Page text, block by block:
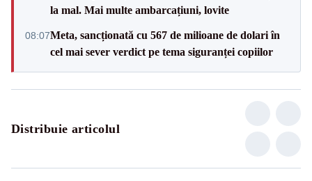
la mal. Mai multe ambarcațiuni, lovite
08:07Meta, sancționată cu 567 de milioane de dolari în
cel mai sever verdict pe tema siguranței copiilor
Distribuie articolul